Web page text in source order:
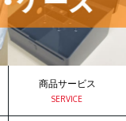
商品サービス
SERVICE